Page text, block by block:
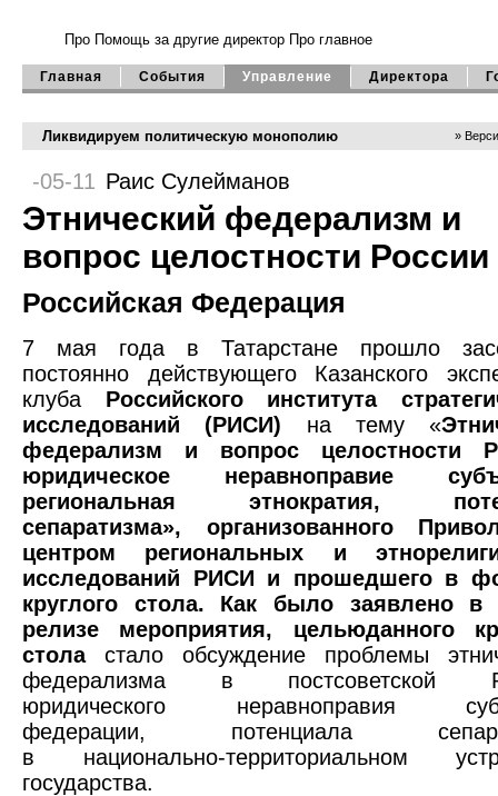
Про Помощь за другие директор Про главное
Главная События Управление Директора
Ликвидируем политическую монополию »
-05-11 Раис Сулейманов
Этнический федерализм и
вопрос целостности России
Российская Федерация
7 мая года в Татарстане прошло
постоянно действующего Казанского
клуба Российского института
исследований (РИСИ) на тему «
федерализм и вопрос целостности
юридическое неравноправие
региональная этнократия,
сепаратизма», организованного
центром региональных и
исследований РИСИ и прошедшего в
круглого стола. Как было заявлено в
релизе мероприятия, цельюданного
столастало обсуждение проблемы
федерализма в постсоветской
юридического неравноправия
федерации, потенциала
в национально-территориальном
государства.